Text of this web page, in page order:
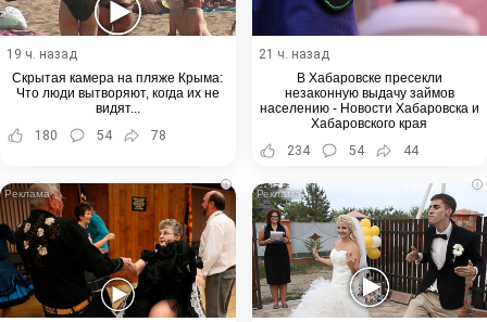
19 ч. назад
Скрытая камера на пляже Крыма:
Что люди вытворяют, когда их не
видят...
180
54 78
21 ч. назад
В Хабаровске пресекли
незаконную выдачу займов
населению - Новости Хабаровска и
Хабаровского края
234
54 44
i i